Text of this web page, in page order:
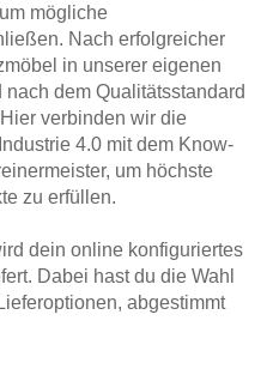
mögliche
Nach erfolgreicher
in unserer eigenen
dem Qualitätsstandard
verbinden wir die
4.0 mit dem Know-
um höchste
zu erfüllen.
dein online konfiguriertes
Dabei hast du die Wahl
abgestimmt